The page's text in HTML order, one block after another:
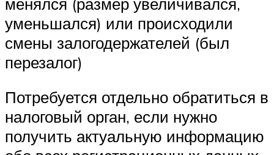
уменьшался) или происходили
смены залогодержателей (был
перезалог)
Потребуется отдельно обратиться в
налоговый орган, если нужно
получить актуальную информацию